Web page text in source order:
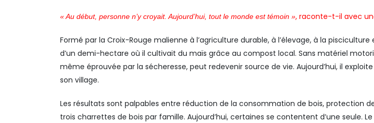
« Au début, personne n’y croyait. Aujourd’hui, tout le monde est témoin », raconte-t-il avec
Formé par la Croix-Rouge malienne à l’agriculture durable, à l’élevage, à la
d’un demi-hectare où il cultivait du maïs grâce au compost local. Sans matériel
même éprouvée par la sécheresse, peut redevenir source de vie. Aujourd’hui, il
son village.
Les résultats sont palpables entre réduction de la consommation de bois, protection
trois charrettes de bois par famille. Aujourd’hui, certaines se contentent d’une seule.